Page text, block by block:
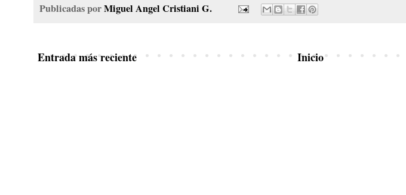
Publicadas porMiguel Angel Cristiani G.
Entrada más reciente Inicio